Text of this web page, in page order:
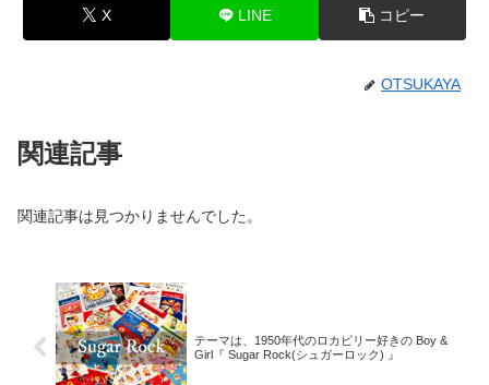
X LINE コピー
OTSUKAYA
関連記事
関連記事は見つかりませんでした。
テーマは、1950年代のロカビリー好きの Boy &
Girl『 Sugar Rock(シュガーロック) 』